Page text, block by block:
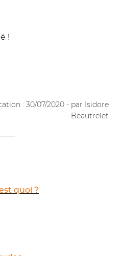
!
: 30/07/2020 - par Isidore
Beautrelet
quoi ?